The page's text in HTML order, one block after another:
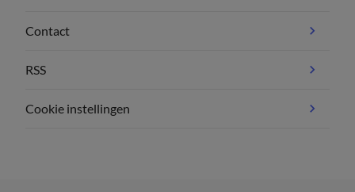
Contact
RSS
Cookie instellingen